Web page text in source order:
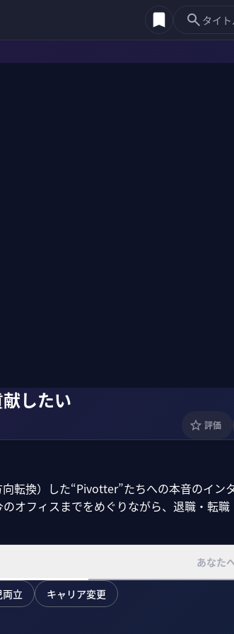
したい
評価
転換）した“Pivotter”たちへの本音のイン
オフィスまでをめぐりながら、退職・転
あなた
立 キャリア変更